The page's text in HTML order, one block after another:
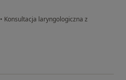
• Konsultacja laryngologiczna z